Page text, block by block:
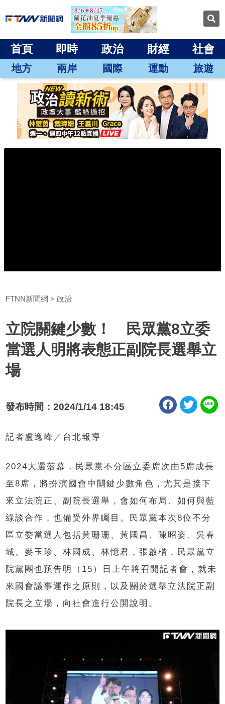
首頁 即時 政治 財經 社會
地方 兩岸 國際 運動 旅遊
FTNN新聞網 政治
立院關鍵少數！ 民眾黨8立委
當選人明將表態正副院長選舉立
場
發布時間：2024/1/14 18:45
記者盧逸峰／台北報導
2024大選落幕，民眾黨不分區立委席次由5席成長
至8席，將扮演國會中關鍵少數角色，尤其是接下
來立法院正、副院長選舉，會如何布局、如何與藍
綠談合作，也備受外界矚目。民眾黨本次8位不分
區立委當選人包括黃珊珊、黃國昌、陳昭姿、吳春
城、麥玉珍、林國成、林憶君，張啟楷，民眾黨立
院黨團也預告明（15）日上午將召開記者會，就未
來國會議事運作之原則，以及關於選舉立法院正副
院長之立場，向社會進行公開說明。